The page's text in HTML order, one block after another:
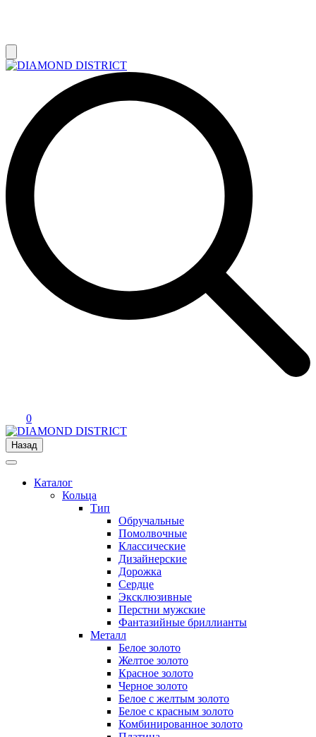
0
Назад
Каталог
Кольца
Тип
Обручальные
Помолвочные
Классические
Дизайнерские
Дорожка
Сердце
Эксклюзивные
Перстни мужские
Фантазийные бриллианты
Металл
Белое золото
Желтое золото
Красное золото
Черное золото
Белое с желтым золото
Белое с красным золото
Комбинированное золото